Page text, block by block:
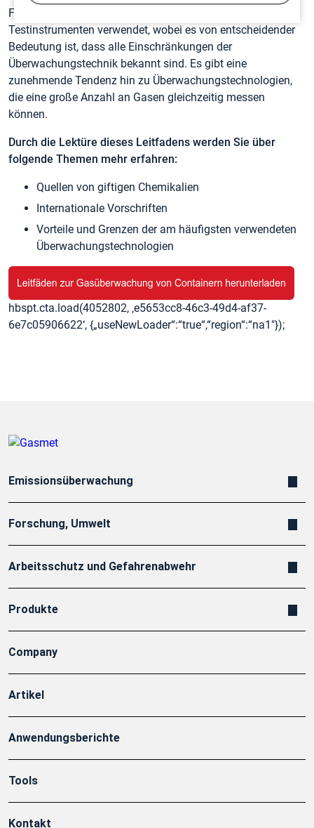
Für die Prüfung von Containern wird eine Vielzahl an
Testinstrumenten verwendet, wobei es von entscheidender
Bedeutung ist, dass alle Einschränkungen der
Überwachungstechnik bekannt sind. Es gibt eine
zunehmende Tendenz hin zu Überwachungstechnologien,
die eine große Anzahl an Gasen gleichzeitig messen
können.
Durch die Lektüre dieses Leitfadens werden Sie über
folgende Themen mehr erfahren:
Quellen von giftigen Chemikalien
Internationale Vorschriften
Vorteile und Grenzen der am häufigsten verwendeten
Überwachungstechnologien
hbspt.cta.load(4052802, ‚e5653cc8-46c3-49d4-af37-
6e7c05906622‘, {„useNewLoader“:“true“,“region“:“na1″});
Emissionsüberwachung
Forschung, Umwelt
Arbeitsschutz und Gefahrenabwehr
Produkte
Company
Artikel
Anwendungsberichte
Tools
Kontakt